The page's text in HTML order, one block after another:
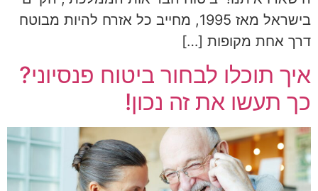
בישראל מאז 1995, מחייב כל אזרח להיות מבוטח
דרך אחת מקופות […]
איך תוכלו לבחור ביטוח פנסיוני?
כך תעשו את זה נכון!